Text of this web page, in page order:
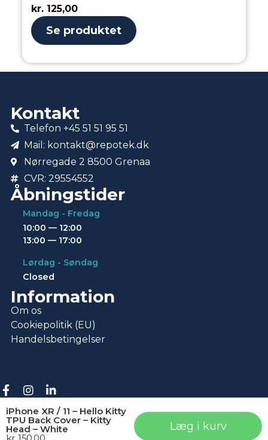
kr. 125,00
Se produktet
iPhone XR / 11 – Hello Kitty
TPU Back Cover – Kitty
Head – White Læg i kurv
Kontakt
Telefon +45 51 51 95 51
Mail: kontakt@repotek.dk
Nørregade 2 8500 Grenaa
CVR: 29554552
Åbningstider
Mandag - Fredag
10:00 — 12:00
13:00 — 17:00
Lørdag - Søndag
Closed
Information
Om os
Cookiepolitik (EU)
Handelsbetingelser